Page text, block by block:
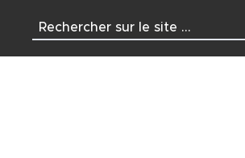
principal